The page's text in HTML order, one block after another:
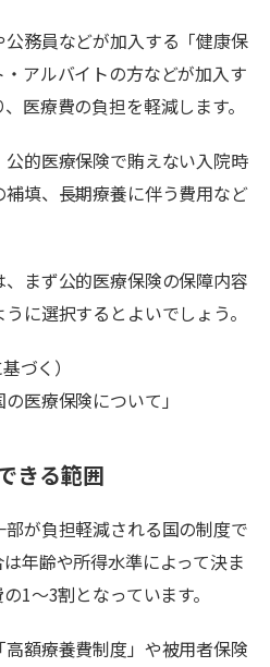
務員などが加入する「健康保
アルバイトの方などが加入す
医療費の負担を軽減します。
的医療保険で賄えない入院時
填、長期療養に伴う費用など
まず公的医療保険の保障内容
に選択するとよいでしょう。
づく）
医療保険について」
きる範囲
が負担軽減される国の制度で
年齢や所得水準によって決ま
1～3割となっています。
額療養費制度」や被用者保険